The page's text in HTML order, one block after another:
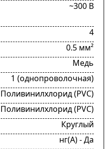
~300 В
4
0.5 мм²
Медь
1 (однопроволочная)
Поливинилхлорид (PVC)
Поливинилхлорид (PVC)
Круглый
нг(А) - Да